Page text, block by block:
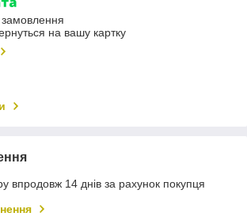
на вашу картку
впродовж 14 днів за рахунок покупця